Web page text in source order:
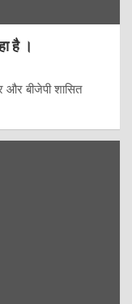
है ।
बीजेपी शासित